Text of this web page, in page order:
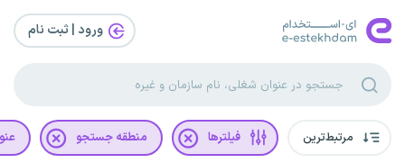
ورود | ثبت‌ نام
مرتبط‌ترین فیلترها منطقه جستجو